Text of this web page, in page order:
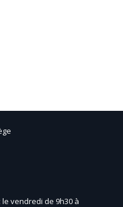
: le vendredi de 9h30 à